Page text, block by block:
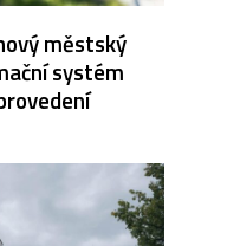
městský
systém